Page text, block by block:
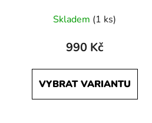
Skladem (1 ks)
990 Kč
VYBRAT VARIANTU